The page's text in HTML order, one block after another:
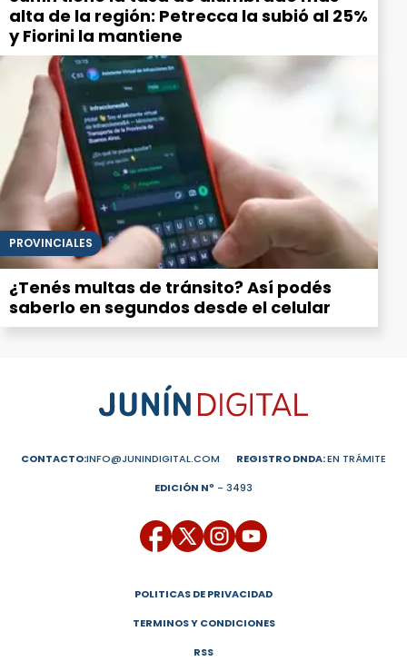
alta de la región: Petrecca la subió al 25%
y Fiorini la mantiene
PROVINCIALES
¿Tenés multas de tránsito? Así podés
saberlo en segundos desde el celular
CONTACTO:INFO@JUNINDIGITAL.COM REGISTRO DNDA:EN TRÁMITE
EDICIÓN Nº - 3493
POLITICAS DE PRIVACIDAD
TERMINOS Y CONDICIONES
RSS